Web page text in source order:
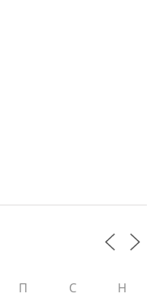
П С Н